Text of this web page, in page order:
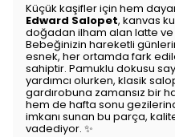
Küçük kaşifler için hem
Edward Salopet, kanvas
doğadan ilham alan latte ve
Bebeğinizin hareketli
esnek, her ortamda fark
sahiptir. Pamuklu dokusu
yardımcı olurken, klasik
gardırobuna zamansız bir
hem de hafta sonu
imkanı sunan bu parça,
vadediyor. ✨